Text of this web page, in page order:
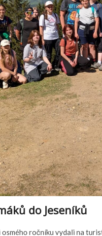
do Jeseníků
osmého ročníku vydali na